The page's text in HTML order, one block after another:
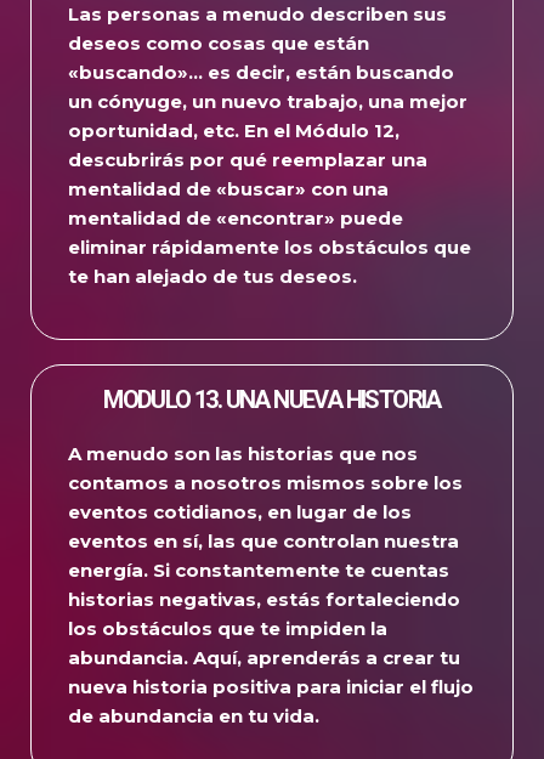
Las personas a menudo describen sus
deseos como cosas que están
«buscando»… es decir, están buscando
un cónyuge, un nuevo trabajo, una mejor
oportunidad, etc. En el Módulo 12,
descubrirás por qué reemplazar una
mentalidad de «buscar» con una
mentalidad de «encontrar» puede
eliminar rápidamente los obstáculos que
te han alejado de tus deseos.
MODULO 13. UNA NUEVA HISTORIA
A menudo son las historias que nos
contamos a nosotros mismos sobre los
eventos cotidianos, en lugar de los
eventos en sí, las que controlan nuestra
energía. Si constantemente te cuentas
historias negativas, estás fortaleciendo
los obstáculos que te impiden la
abundancia. Aquí, aprenderás a crear tu
nueva historia positiva para iniciar el flujo
de abundancia en tu vida.